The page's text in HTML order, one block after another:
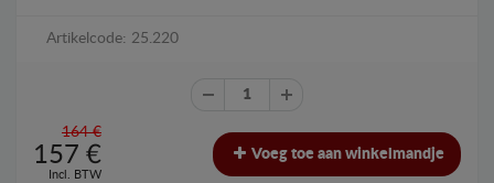
Artikelcode: 25.220
164 €
157 €
Incl. BTW
Voeg toe aan winkelmandje